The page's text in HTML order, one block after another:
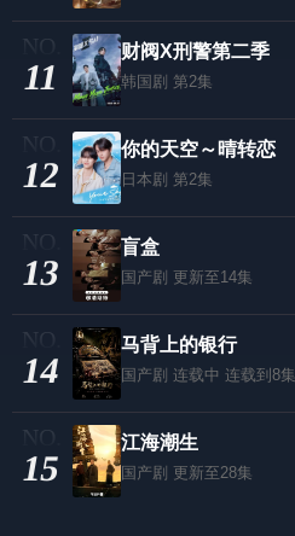
11
财阀X刑警第二季
韩国剧 第2集
12
你的天空～晴转恋
日本剧 第2集
13
盲盒
国产剧 更新至14集
14
马背上的银行
国产剧 连载中 连载到8集
15
江海潮生
国产剧 更新至28集